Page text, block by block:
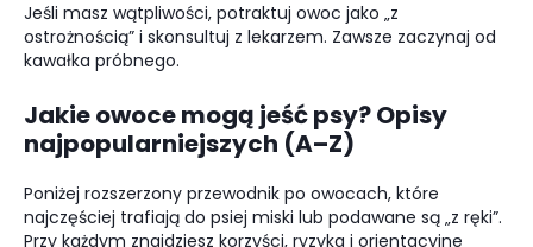
Jeśli masz wątpliwości, potraktuj owoc jako „z
ostrożnością” i skonsultuj z lekarzem. Zawsze zaczynaj od
kawałka próbnego.
Jakie owoce mogą jeść psy? Opisy
najpopularniejszych (A–Z)
Poniżej rozszerzony przewodnik po owocach, które
najczęściej trafiają do psiej miski lub podawane są „z ręki”.
Przy każdym znajdziesz korzyści, ryzyka i orientacyjne